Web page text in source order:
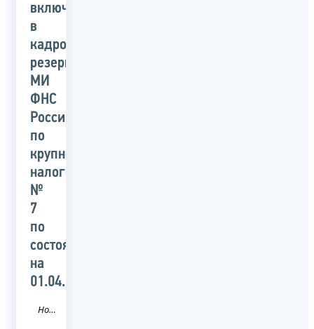
включенных
в
кадровый
резерв
МИ
ФНС
России
по
крупнейшим
налогоплательщикам
№
7
по
состоянию
на
01.04.2025
Новость